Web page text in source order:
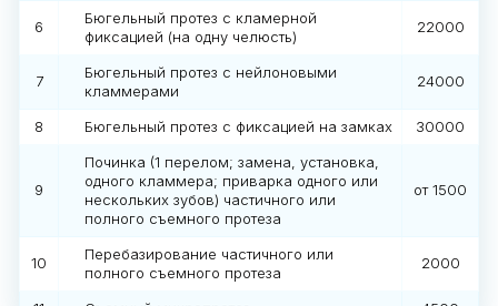
6
Бюгельный протез с кламерной
фиксацией (на одну челюсть)
22000
7
Бюгельный протез с нейлоновыми
кламмерами
24000
8 Бюгельный протез с фиксацией на замках 30000
9
Починка (1 перелом; замена, установка,
одного кламмера; приварка одного или
нескольких зубов) частичного или
полного съемного протеза
от 1500
10
Перебазирование частичного или
полного съемного протеза
2000